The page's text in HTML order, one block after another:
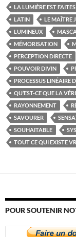
LA LUMIÈRE EST
LATIN
LE MAÎTRE
LUMINEUX
MÉMORISATION
PERCEPTION DIRECTE
POUVOIR DIVIN
PROCESSUS LINÉAIRE
QU’EST-CE QUE LA
RAYONNEMENT
SAVOURER
SOUHAITABLE
TOUT CE QUI EXISTE
POUR SOUTENIR